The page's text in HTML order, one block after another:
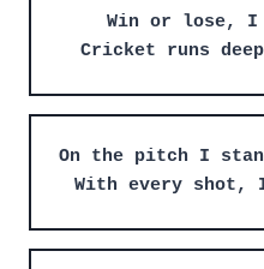
Win or lose,
Cricket runs
On the pitch I
With every shot,